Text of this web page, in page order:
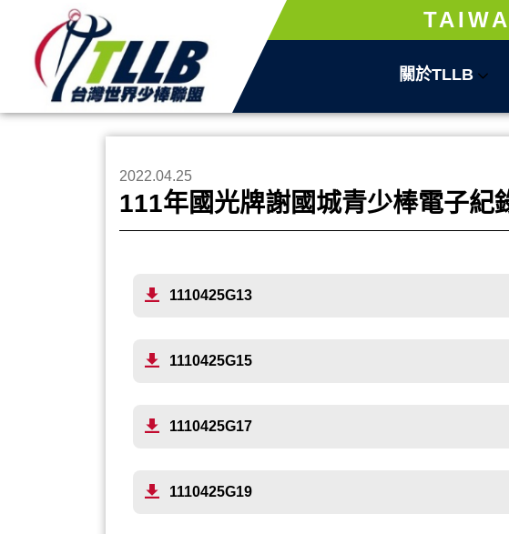
關於TLLB
2022.04.25
111年國光牌謝國城青少棒電子紀
1110425G13
1110425G15
1110425G17
1110425G19